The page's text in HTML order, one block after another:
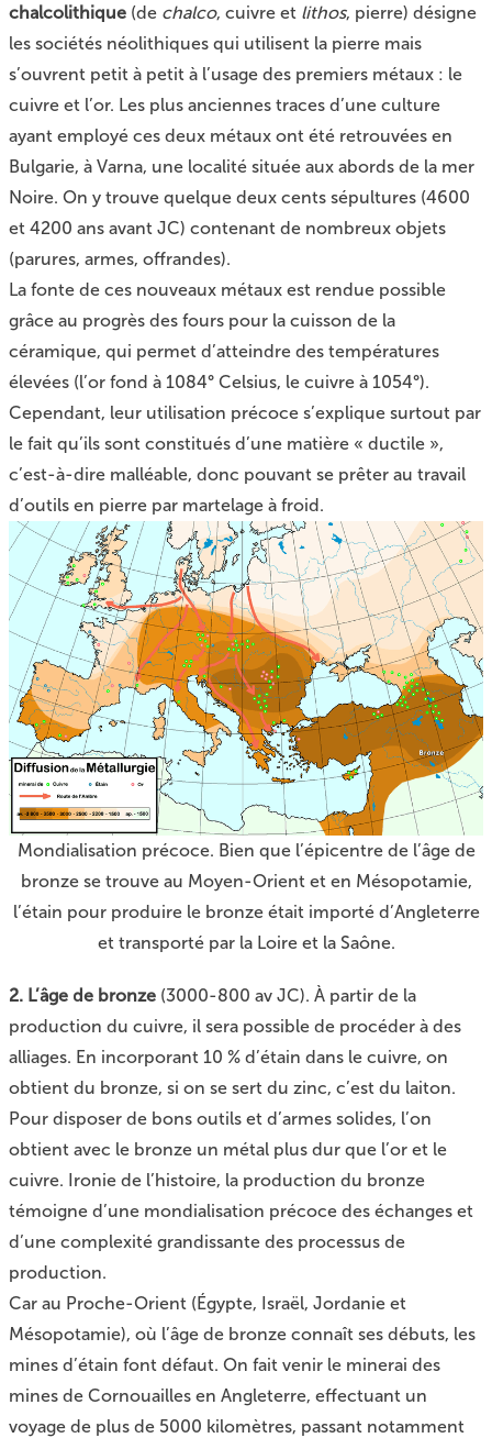
chalcolithique (de chalco, cuivre et lithos, pierre) désigne
les sociétés néolithiques qui utilisent la pierre mais
s’ouvrent petit à petit à l’usage des premiers métaux : le
cuivre et l’or. Les plus anciennes traces d’une culture
ayant employé ces deux métaux ont été retrouvées en
Bulgarie, à Varna, une localité située aux abords de la mer
Noire. On y trouve quelque deux cents sépultures (4600
et 4200 ans avant JC) contenant de nombreux objets
(parures, armes, offrandes).
La fonte de ces nouveaux métaux est rendue possible
grâce au progrès des fours pour la cuisson de la
céramique, qui permet d’atteindre des températures
élevées (l’or fond à 1084° Celsius, le cuivre à 1054°).
Cependant, leur utilisation précoce s’explique surtout par
le fait qu’ils sont constitués d’une matière « ductile »,
c’est-à-dire malléable, donc pouvant se prêter au travail
d’outils en pierre par martelage à froid.
Mondialisation précoce. Bien que l’épicentre de l’âge de
bronze se trouve au Moyen-Orient et en Mésopotamie,
l’étain pour produire le bronze était importé d’Angleterre
et transporté par la Loire et la Saône.
2. L’âge de bronze (3000-800 av JC). À partir de la
production du cuivre, il sera possible de procéder à des
alliages. En incorporant 10 % d’étain dans le cuivre, on
obtient du bronze, si on se sert du zinc, c’est du laiton.
Pour disposer de bons outils et d’armes solides, l’on
obtient avec le bronze un métal plus dur que l’or et le
cuivre. Ironie de l’histoire, la production du bronze
témoigne d’une mondialisation précoce des échanges et
d’une complexité grandissante des processus de
production.
Car au Proche-Orient (Égypte, Israël, Jordanie et
Mésopotamie), où l’âge de bronze connaît ses débuts, les
mines d’étain font défaut. On fait venir le minerai des
mines de Cornouailles en Angleterre, effectuant un
voyage de plus de 5000 kilomètres, passant notamment